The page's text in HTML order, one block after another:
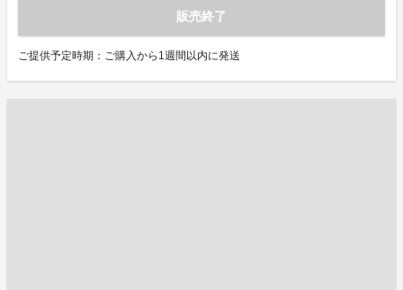
販売終了
ご提供予定時期：ご購入から1週間以内に発送